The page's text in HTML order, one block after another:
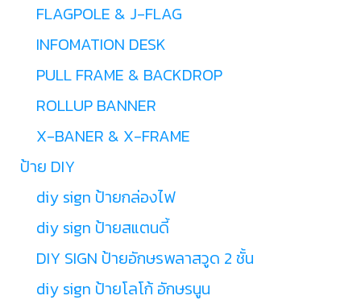
FLAGPOLE & J-FLAG
INFOMATION DESK
PULL FRAME & BACKDROP
ROLLUP BANNER
X-BANER & X-FRAME
ป้าย DIY
diy sign ป้ายกล่องไฟ
diy sign ป้ายสแตนดี้
DIY SIGN ป้ายอักษรพลาสวูด 2 ชั้น
diy sign ป้ายโลโก้ อักษรนูน